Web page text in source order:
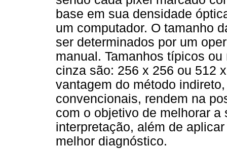
base em sua densidade
um computador. O tamanho
ser determinados por um
manual. Tamanhos típicos
cinza são: 256 x 256 ou 512
vantagem do método
convencionais, rendem na
com o objetivo de melhorar
interpretação, além de
melhor diagnóstico.